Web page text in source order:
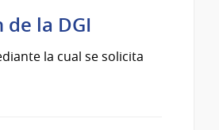
la DGI
la cual se solicita